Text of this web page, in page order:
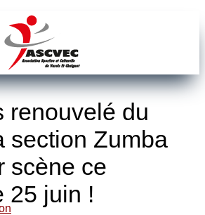
renouvelé du
section Zumba
scène ce
25 juin !